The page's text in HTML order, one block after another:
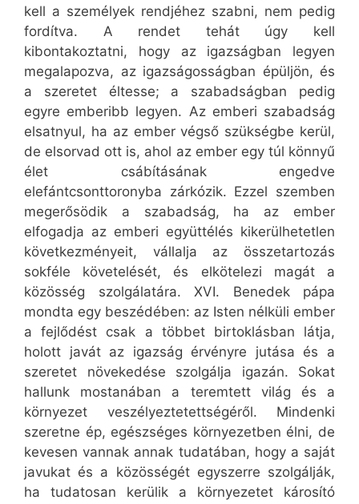
kell a személyek rendjéhez szabni, nem pedig
fordítva. A rendet tehát úgy kell
kibontakoztatni, hogy az igazságban legyen
megalapozva, az igazságosságban épüljön, és
a szeretet éltesse; a szabadságban pedig
egyre emberibb legyen. Az emberi szabadság
elsatnyul, ha az ember végső szükségbe kerül,
de elsorvad ott is, ahol az ember egy túl könnyű
élet csábításának engedve
elefántcsonttoronyba zárkózik. Ezzel szemben
megerősödik a szabadság, ha az ember
elfogadja az emberi együttélés kikerülhetetlen
következményeit, vállalja az összetartozás
sokféle követelését, és elkötelezi magát a
közösség szolgálatára. XVI. Benedek pápa
mondta egy beszédében: az Isten nélküli ember
a fejlődést csak a többet birtoklásban látja,
holott javát az igazság érvényre jutása és a
szeretet növekedése szolgálja igazán. Sokat
hallunk mostanában a teremtett világ és a
környezet veszélyeztetettségéről. Mindenki
szeretne ép, egészséges környezetben élni, de
kevesen vannak annak tudatában, hogy a saját
javukat és a közösségét egyszerre szolgálják,
ha tudatosan kerülik a környezetet károsító